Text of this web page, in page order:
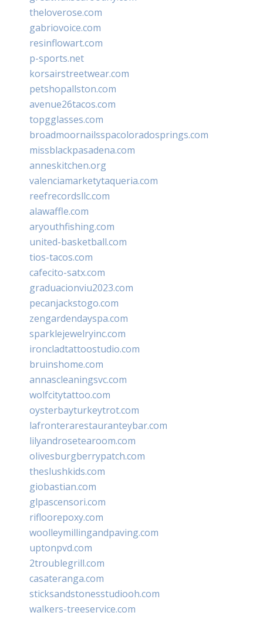
theloverose.com
gabriovoice.com
resinflowart.com
p-sports.net
korsairstreetwear.com
petshopallston.com
avenue26tacos.com
topgglasses.com
broadmoornailsspacoloradosprings.com
missblackpasadena.com
anneskitchen.org
valenciamarketytaqueria.com
reefrecordsllc.com
alawaffle.com
aryouthfishing.com
united-basketball.com
tios-tacos.com
cafecito-satx.com
graduacionviu2023.com
pecanjackstogo.com
zengardendayspa.com
sparklejewelryinc.com
ironcladtattoostudio.com
bruinshome.com
annascleaningsvc.com
wolfcitytattoo.com
oysterbayturkeytrot.com
lafronterarestauranteybar.com
lilyandrosetearoom.com
olivesburgberrypatch.com
theslushkids.com
giobastian.com
glpascensori.com
rifloorepoxy.com
woolleymillingandpaving.com
uptonpvd.com
2troublegrill.com
casateranga.com
sticksandstonesstudiooh.com
walkers-treeservice.com